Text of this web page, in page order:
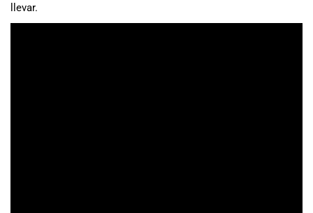
llevar.